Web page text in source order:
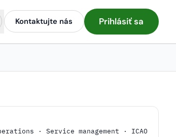
Kontaktujte nás Prihlásiť sa
· Service management · ICAO